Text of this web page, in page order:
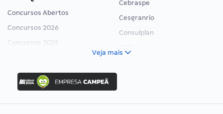
Concursos Abertos
Concursos 2026
Concursos 2025
Concurso Ibama
Concurso MPU
Editais publicados
Cebraspe
Cesgranrio
Consulplan
Veja mais